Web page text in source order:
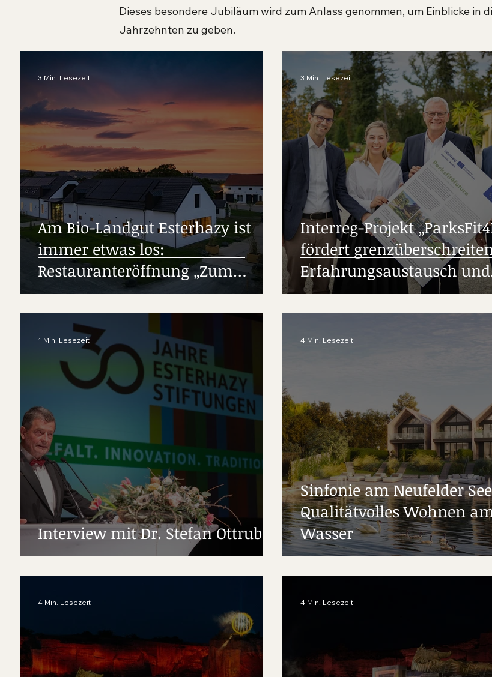
Dieses besondere Jubiläum wird zum Anlass genommen, um Einblicke in
Jahrzehnten zu geben.
Am Bio-Landgut Esterhazy ist
immer etwas los:
Restauranteröffnung „Zum
Gogosch“ und zweiter Standort
für die Markthalle Kulinarium
Burgenland
3 Min. Lesezeit
Interreg-Projekt
fördert
Erfahrungsaustausch und
nachhaltige
3 Min. Lesezeit
Interview mit Dr. Stefan Ottrubay
1 Min. Lesezeit
Sinfonie am Neufelder
Qualitätvolles Wohnen
Wasser
4 Min. Lesezeit
4 Min. Lesezeit 4 Min. Lesezeit